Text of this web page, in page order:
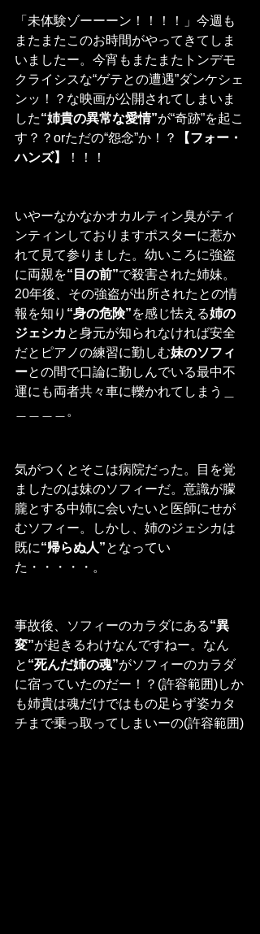
「未体験ゾーーーン！！！！」今週も
またまたこのお時間がやってきてしま
いましたー。今宵もまたまたトンデモ
クライシスな“ゲテとの遭遇”ダンケシェ
ンッ！？な映画が公開されてしまいま
した“姉貴の異常な愛情”が“奇跡”を起こ
す？？orただの“怨念”か！？
【フォー・
ハンズ】
！！！
いやーなかなかオカルティン臭がティ
ンティンしておりますポスターに惹か
れて見て参りました。幼いころに強盗
に両親を“目の前”で殺害された姉妹。
20年後、その強盗が出所されたとの情
報を知り “身の危険”を感じ怯える姉の
ジェシカと身元が知られなければ安全
だとピアノの練習に勤しむ妹のソフィ
ーとの間で口論に勤しんでいる最中不
運にも両者共々車に轢かれてしまう＿
＿＿＿＿。
気がつくとそこは病院だった。目を覚
ましたのは妹のソフィーだ。意識が朦
朧とする中姉に会いたいと医師にせが
むソフィー。しかし、姉のジェシカは
既に“帰らぬ人”となってい
た・・・・・。
事故後、ソフィーのカラダにある“異
変”が起きるわけなんですねー。なん
と “死んだ姉の魂”がソフィーのカラダ
に宿っていたのだー！？(許容範囲)しか
も姉貴は魂だけではもの足らず姿カタ
チまで乗っ取ってしまいーの(許容範囲)